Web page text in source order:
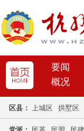
要闻
概况
区县： 上城区 拱墅区